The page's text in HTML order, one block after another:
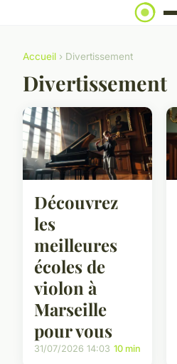
Accueil › Divertissement
Divertissement
Découvrez
les
meilleures
écoles de
violon à
Marseille
pour vous
31/07/2026 14:03 10 min